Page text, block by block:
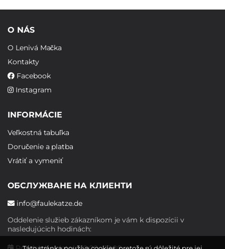
O NÁS
O Lenivá Mačka
Kontakty
Facebook
Instagram
INFORMÁCIE
Veľkostná tabuľka
Doručenie a platba
Vrátiť a vymeniť
ОБСЛУЖВАНЕ НА КЛИЕНТИ
info@faulekatze.de
Oddelenie služieb zákazníkom je vám k dispozícii v
nasledujúcich hodinách: